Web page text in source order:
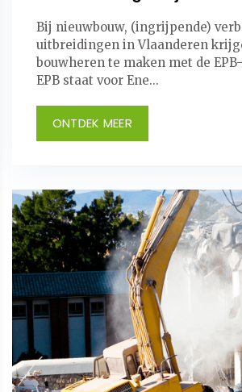
Bij nieuwbouw, (ingrijpende)
uitbreidingen in Vlaanderen
bouwheren te maken met de
EPB staat voor Ene...
ONTDEK MEER